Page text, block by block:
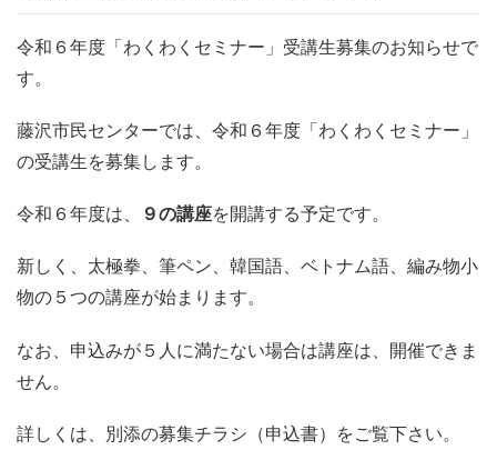
令和６年度「わくわくセミナー」受講生募集のお知らせで
す。
藤沢市民センターでは、令和６年度「わくわくセミナー」
の受講生を募集します。
令和６年度は、 ９の講座を開講する予定です。
新しく、太極拳、筆ペン、韓国語、ベトナム語、編み物小
物の５つの講座が始まります。
なお、申込みが５人に満たない場合は講座は、開催できま
せん。
詳しくは、別添の募集チラシ（申込書）をご覧下さい。